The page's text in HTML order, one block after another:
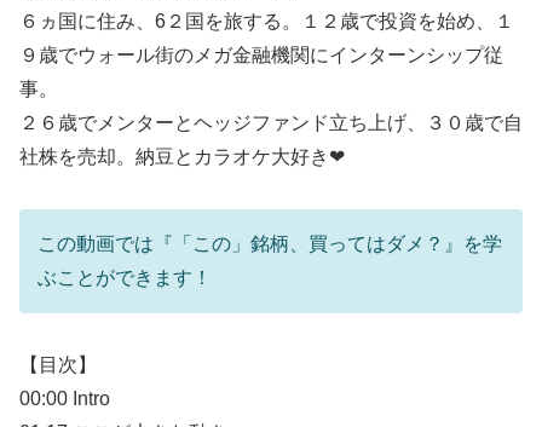
６ヵ国に住み、6２国を旅する。１２歳で投資を始め、１
９歳でウォール街のメガ金融機関にインターンシップ従
事。
２６歳でメンターとヘッジファンド立ち上げ、３０歳で自
社株を売却。納豆とカラオケ大好き❤
この動画では『「この」銘柄、買ってはダメ？』を学
ぶことができます！
【目次】
00:00 Intro